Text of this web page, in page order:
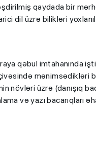
qaydada bir
dil üzrə bilikləri
qəbul imtahanında
mənimsədikləri
növləri üzrə (danışıq
və yazı bacarıqları